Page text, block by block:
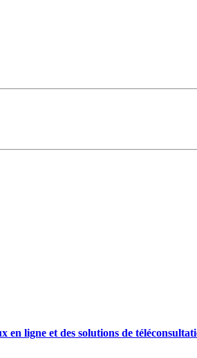
en ligne et des solutions de